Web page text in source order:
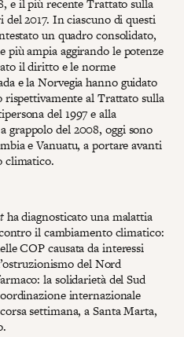
e il più recente Trattato sulla
2017. In ciascuno di questi
un quadro consolidato,
più ampia aggirando le potenze
il diritto e le norme
e la Norvegia hanno guidato
al Trattato sulla
del 1997 e alla
grappolo del 2008, oggi sono
e Vanuatu, a portare avanti
climatico.
ha diagnosticato una malattia
il cambiamento climatico:
COP causata da interessi
del Nord
la solidarietà del Sud
internazionale
settimana, a Santa Marta,